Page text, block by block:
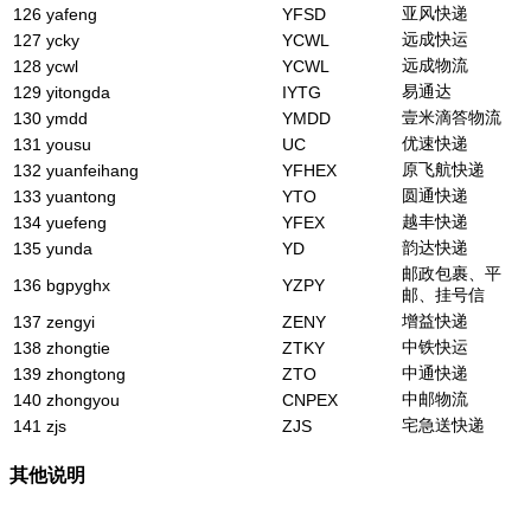
126 yafeng YFSD
亚风快递
127 ycky YCWL
远成快运
128 ycwl YCWL
远成物流
129 yitongda IYTG
易通达
130 ymdd YMDD
壹米滴答物流
131 yousu UC
优速快递
132 yuanfeihang YFHEX
原飞航快递
133 yuantong YTO
圆通快递
134 yuefeng YFEX
越丰快递
135 yunda YD
韵达快递
136 bgpyghx YZPY
邮政包裹、平
邮、挂号信
137 zengyi ZENY
增益快递
138 zhongtie ZTKY
中铁快运
139 zhongtong ZTO
中通快递
140 zhongyou CNPEX
中邮物流
141 zjs ZJS 宅急送快递
其他说明